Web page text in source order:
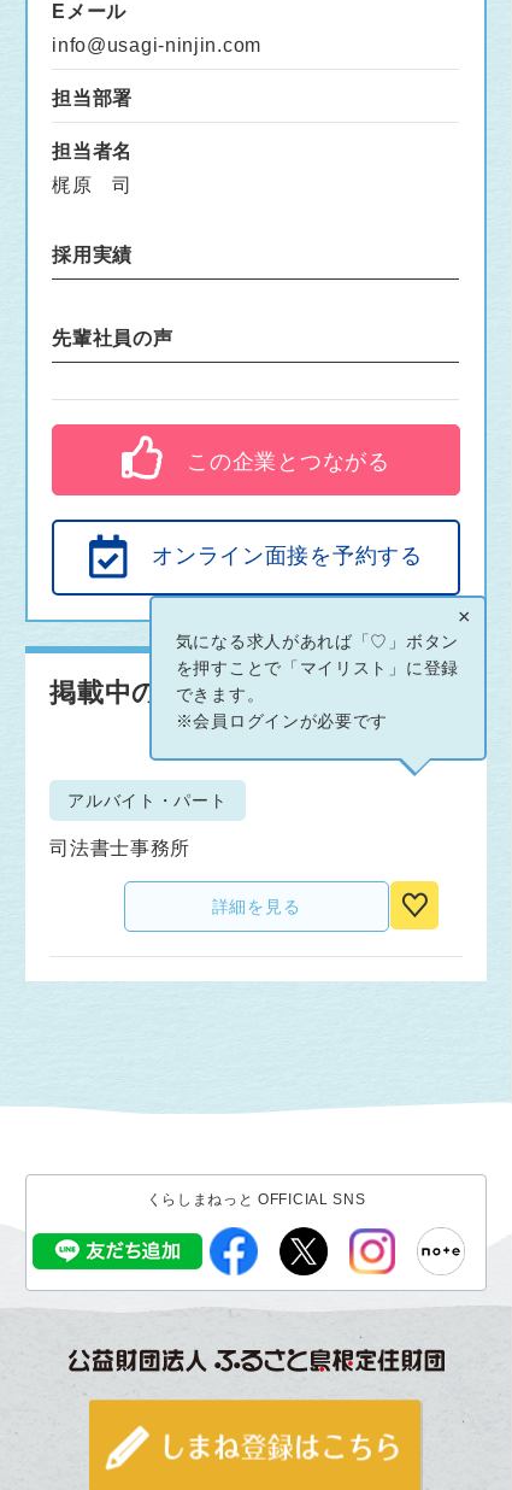
Eメール
info@usagi-ninjin.com
担当部署
担当者名
梶原 司
採用実績
先輩社員の声
この企業とつながる
オンライン面接を予約する
掲載中の求人情報
アルバイト・パート
司法書士事務所
詳細を見る
×
気になる求人があれば「♡」ボタン
を押すことで「マイリスト」に登録
できます。
※会員ログインが必要です
くらしまねっと OFFICIAL SNS